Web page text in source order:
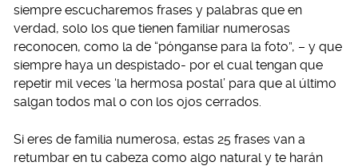
siempre escucharemos frases y palabras que en
verdad, solo los que tienen familiar numerosas
reconocen, como la de “pónganse para la foto”, – y que
siempre haya un despistado- por el cual tengan que
repetir mil veces ‘la hermosa postal’ para que al último
salgan todos mal o con los ojos cerrados.
Si eres de familia numerosa, estas 25 frases van a
retumbar en tu cabeza como algo natural y te harán